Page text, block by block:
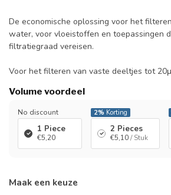
De economische oplossing voor het
water, voor vloeistoffen en toepassingen
filtratiegraad vereisen.
Voor het filteren van vaste deeltjes tot
Volume voordeel
No discount
1 Piece
€5,20
2% Korting
2 Pieces
€5,10/ Stuk
Maak een keuze